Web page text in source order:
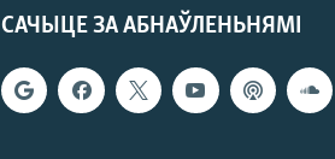
САЧЫЦЕ ЗА АБНАЎЛЕНЬНЯМІ